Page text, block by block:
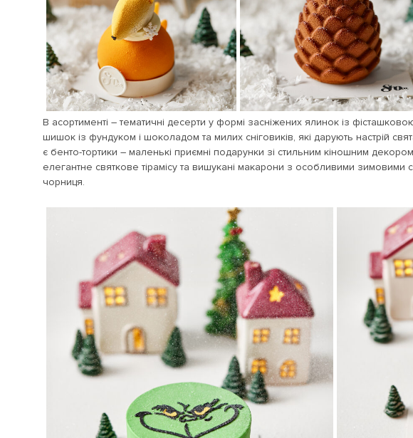
В асортименті – тематичні десерти у формі засніжених ялинок із
шишок із фундуком і шоколадом та милих сніговиків, які дарують настрій
є бенто-тортики – маленькі приємні подарунки зі стильним кіношним
елегантне святкове тірамісу та вишукані макарони з особливими
чорниця.